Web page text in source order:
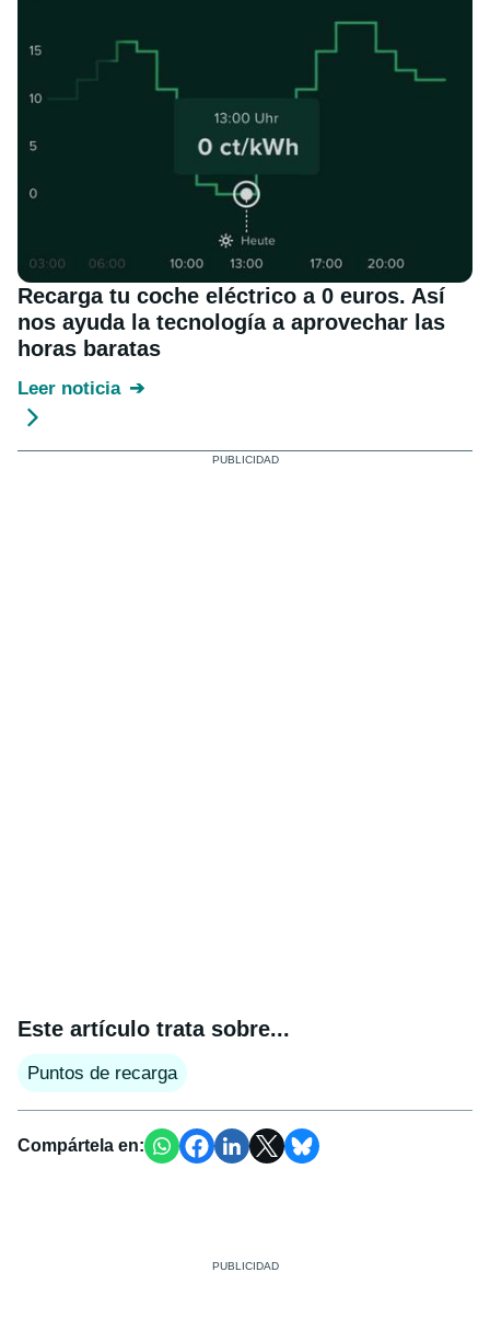
Recarga tu coche eléctrico a 0 euros. Así
nos ayuda la tecnología a aprovechar las
horas baratas
Leer noticia
Este artículo trata sobre...
Puntos de recarga
Compártela en: